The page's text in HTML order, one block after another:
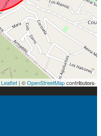
Leaflet | ©OpenStreetMapcontributors